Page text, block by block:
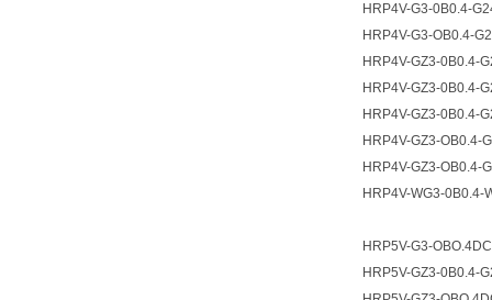
HRP4V-G3-0B0.4-
HRP4V-G3-OB0.4-
HRP4V-GZ3-0B0.4-
HRP4V-GZ3-0B0.4-
HRP4V-GZ3-0B0.4-
HRP4V-GZ3-OB0.4-
HRP4V-GZ3-OB0.4-
HRP4V-WG3-0B0.4-
HRP5V-G3-
HRP5V-GZ3-0B0.4-